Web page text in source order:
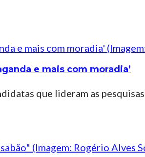
e mais com moradia’
que lideram as